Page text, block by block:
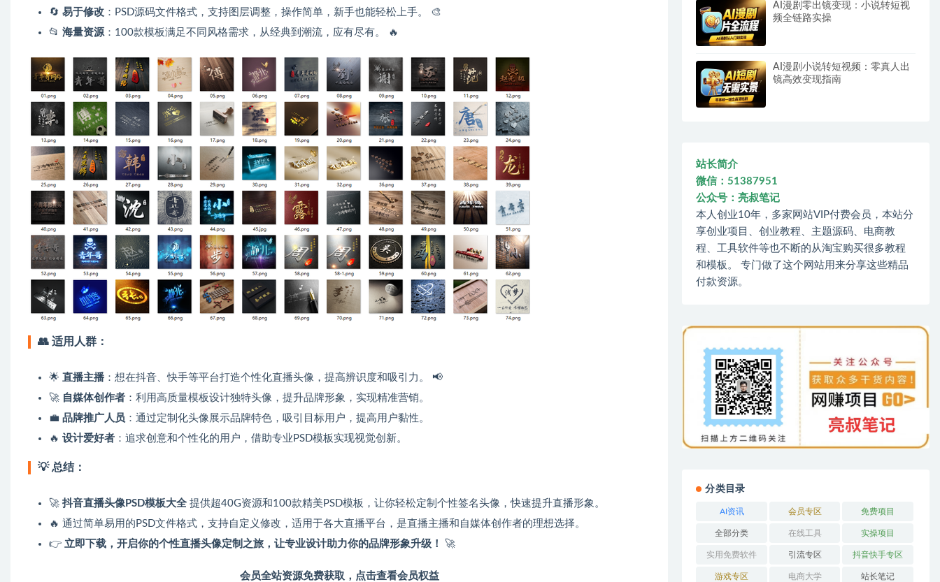
🔄 易于修改 ：PSD源码文件格式，支持图层调整，操作简单，新手也能轻松上手。 🎨
📂 海量资源：100款模板满足不同风格需求，从经典到潮流，应有尽有。 🔥
👥 适用人群：
🌟 直播主播 ：想在抖音、快手等平台打造个性化直播头像，提高辨识度和吸引力。 📢
🚀 自媒体创作者 ：利用高质量模板设计独特头像，提升品牌形象，实现精准营销。
💼 品牌推广人员 ：通过定制化头像展示品牌特色，吸引目标用户，提高用户黏性。
🔥 设计爱好者 ：追求创意和个性化的用户，借助专业PSD模板实现视觉创新。
💡 总结：
🚀 抖音直播头像PSD模板大全 提供超40G资源和100款精美PSD模板，让你轻松定制个性签名头像，快速提升直播形象。
🔥 通过简单易用的PSD文件格式，支持自定义修改，适用于各大直播平台，是直播主播和自媒体创作者的理想选择。
👉 立即下载，开启你的个性直播头像定制之旅，让专业设计助力你的品牌形象升级！ 🚀
会员全站资源免费获取，点击查看会员权益
AI漫剧零出镜变现：小说转短视
频全链路实操
AI漫剧小说转短视频：零真人出
镜高效变现指南
站长简介
微信：51387951
公众号：亮叔笔记
本人创业10年，多家网站VIP付费会员，本站分
享创业项目、创业教程、主题源码、电商教
程、工具软件等也不断的从淘宝购买很多教程
和模板。 专门做了这个网站用来分享这些精品
付款资源。
分类目录
AI资讯 会员专区 免费项目
全部分类 在线工具 实操项目
实用免费软件 引流专区 抖音快手专区
游戏专区 电商大学 站长笔记